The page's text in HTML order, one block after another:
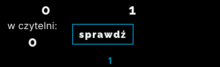
0 1
w czytelni:
0 sprawdź
1